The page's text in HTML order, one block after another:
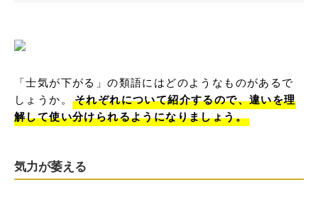
「士気が下がる」の類語にはどのようなものがあるで
しょうか。
それぞれについて紹介するので、違いを理
解して使い分けられるようになりましょう。
気力が萎える